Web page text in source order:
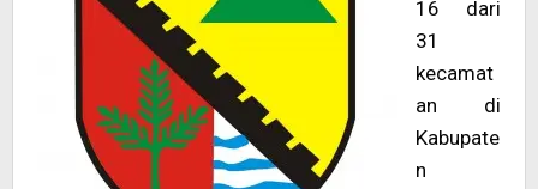
16 dari
31
kecamat
an di
Kabupate
n